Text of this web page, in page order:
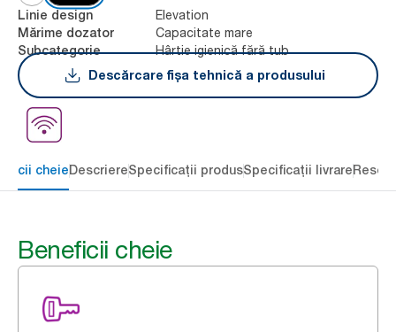
Linie design Elevation
Mărime dozator Capacitate mare
Subcategorie
Hârtie igienică fără tub
Descărcare fișa tehnică a produsului
cheieDescriereSpecificații produsSpecificații livrare
Beneficii cheie